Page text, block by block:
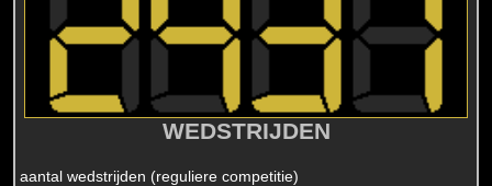
WEDSTRIJDEN
aantal wedstrijden (reguliere competitie)